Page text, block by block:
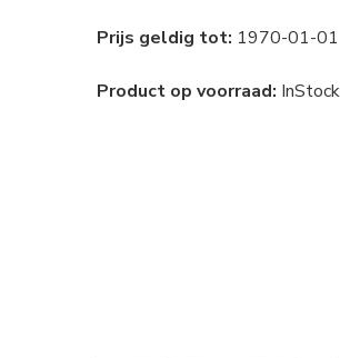
Prijs geldig tot: 1970-01-01
Product op voorraad: InStock